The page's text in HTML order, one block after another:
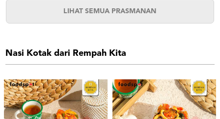
LIHAT SEMUA PRASMANAN
Nasi Kotak dari Rempah Kita